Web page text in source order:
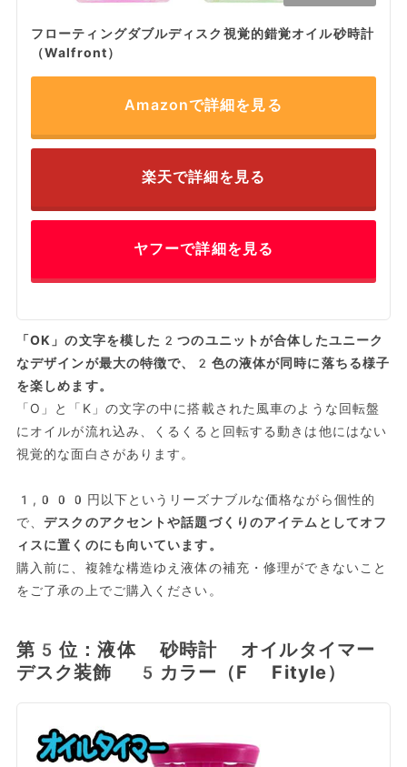
フローティングダブルディスク視覚的錯覚オイル砂時計
（Walfront）
Amazonで詳細を見る
楽天で詳細を見る
ヤフーで詳細を見る
「OK」の文字を模した2つのユニットが合体したユニーク
なデザインが最大の特徴で、2色の液体が同時に落ちる様子
を楽しめます。
「O」と「K」の文字の中に搭載された風車のような回転盤
にオイルが流れ込み、くるくると回転する動きは他にはない
視覚的な面白さがあります。
1,000円以下というリーズナブルな価格ながら個性的
で、デスクのアクセントや話題づくりのアイテムとしてオフ
ィスに置くのにも向いています。
購入前に、複雑な構造ゆえ液体の補充・修理ができないこと
をご了承の上でご購入ください。
第5位：液体 砂時計 オイルタイマー
デスク装飾 5カラー（F Fityle）